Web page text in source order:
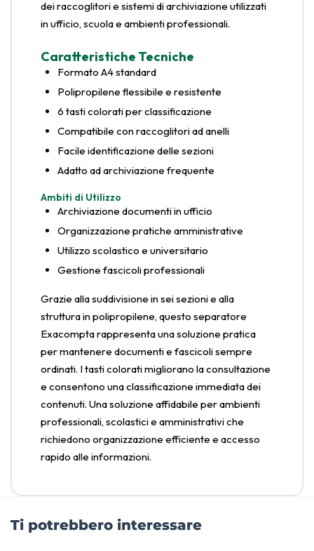
dei raccoglitori e sistemi di archiviazione utilizzati
in ufficio, scuola e ambienti professionali.
Caratteristiche Tecniche
Formato A4 standard
Polipropilene flessibile e resistente
6 tasti colorati per classificazione
Compatibile con raccoglitori ad anelli
Facile identificazione delle sezioni
Adatto ad archiviazione frequente
Ambiti di Utilizzo
Archiviazione documenti in ufficio
Organizzazione pratiche amministrative
Utilizzo scolastico e universitario
Gestione fascicoli professionali
Grazie alla suddivisione in sei sezioni e alla
struttura in polipropilene, questo separatore
Exacompta rappresenta una soluzione pratica
per mantenere documenti e fascicoli sempre
ordinati. I tasti colorati migliorano la consultazione
e consentono una classificazione immediata dei
contenuti. Una soluzione affidabile per ambienti
professionali, scolastici e amministrativi che
richiedono organizzazione efficiente e accesso
rapido alle informazioni.
Ti potrebbero interessare